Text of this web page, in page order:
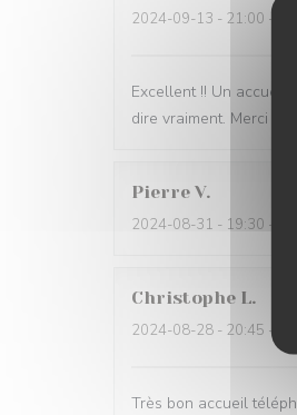
2024-09-13 - 21:00 -
Excellent !! Un accueil
dire vraiment. Merci
Pierre V
2024-08-31 - 19:30 -
Christophe L
2024-08-28 - 20:45 -
Très bon accueil